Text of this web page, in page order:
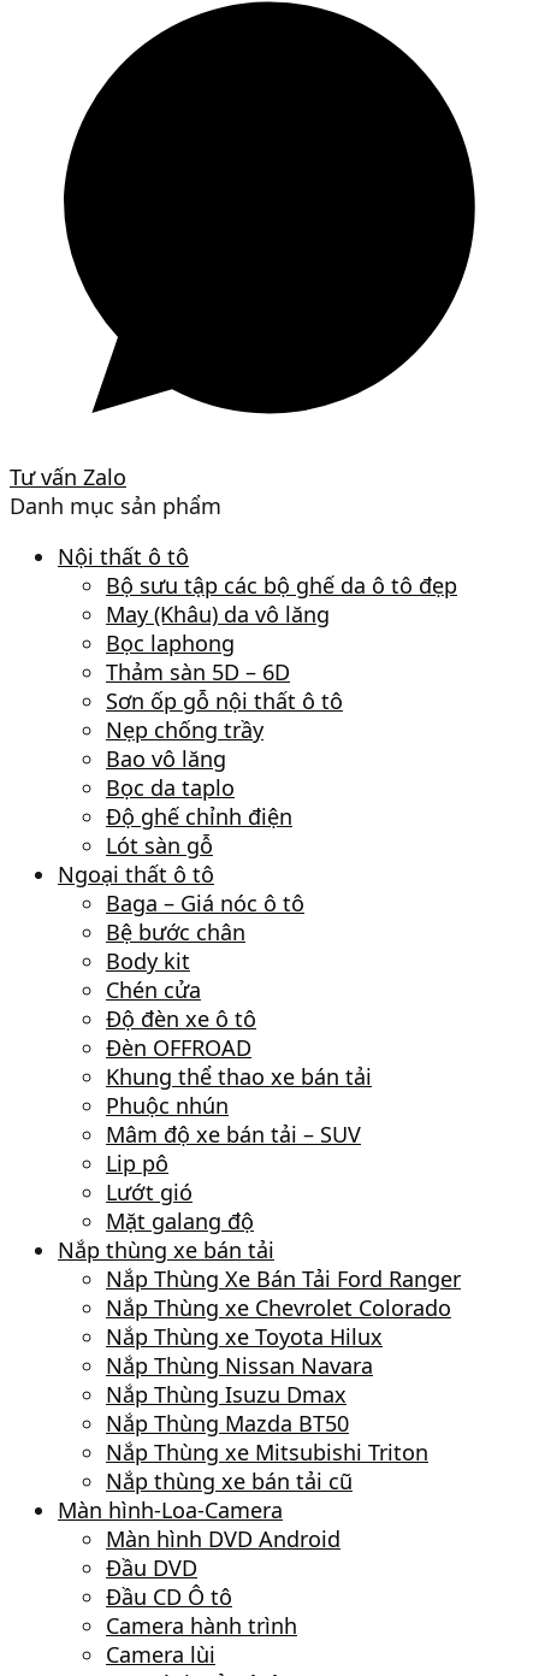
Tư vấn Zalo
Danh mục sản phẩm
Nội thất ô tô
Bộ sưu tập các bộ ghế da ô tô đẹp
May (Khâu) da vô lăng
Bọc laphong
Thảm sàn 5D – 6D
Sơn ốp gỗ nội thất ô tô
Nẹp chống trầy
Bao vô lăng
Bọc da taplo
Độ ghế chỉnh điện
Lót sàn gỗ
Ngoại thất ô tô
Baga – Giá nóc ô tô
Bệ bước chân
Body kit
Chén cửa
Độ đèn xe ô tô
Đèn OFFROAD
Khung thể thao xe bán tải
Phuộc nhún
Mâm độ xe bán tải – SUV
Lip pô
Lướt gió
Mặt galang độ
Nắp thùng xe bán tải
Nắp Thùng Xe Bán Tải Ford Ranger
Nắp Thùng xe Chevrolet Colorado
Nắp Thùng xe Toyota Hilux
Nắp Thùng Nissan Navara
Nắp Thùng Isuzu Dmax
Nắp Thùng Mazda BT50
Nắp Thùng xe Mitsubishi Triton
Nắp thùng xe bán tải cũ
Màn hình-Loa-Camera
Màn hình DVD Android
Đầu DVD
Đầu CD Ô tô
Camera hành trình
Camera lùi